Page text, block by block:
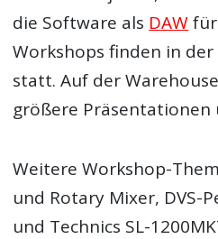
die Software als DAWfür
Workshops finden in der
statt. Auf der
größere Präsentationen
Weitere Workshop-
und Rotary Mixer, DVS-
und Technics SL-